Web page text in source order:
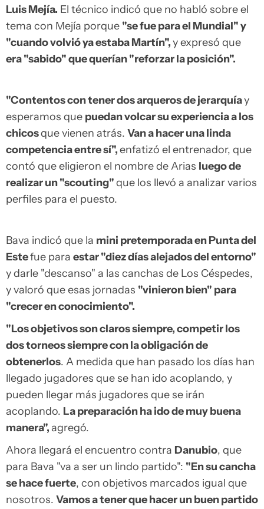
Luis Mejía. El técnico indicó que no habló sobre el
tema con Mejía porque "se fue para el Mundial" y
"cuando volvió ya estaba Martín",y expresó que
era "sabido" que querían "reforzar la posición".
"Contentos con tener dos arqueros de jerarquíay
esperamos que puedan volcar su experiencia a los
chicosque vienen atrás. Van a hacer una linda
competencia entre sí",enfatizó el entrenador, que
contó que eligieron el nombre de Arias luego de
realizar un "scouting"que los llevó a analizar varios
perfiles para el puesto.
Bava indicó que la mini pretemporada en Punta del
Estefue para estar "diez días alejados del entorno"
y darle "descanso" a las canchas de Los Céspedes,
y valoró que esas jornadas "vinieron bien" para
"crecer en conocimiento".
"Los objetivos son claros siempre, competir los
dos torneos siempre con la obligación de
obtenerlos. A medida que han pasado los días han
llegado jugadores que se han ido acoplando, y
pueden llegar más jugadores que se irán
acoplando. La preparación ha ido de muy buena
manera", agregó.
Ahora llegará el encuentro contra Danubio, que
para Bava "va a ser un lindo partido": "En su cancha
se hace fuerte, con objetivos marcados igual que
nosotros. Vamos a tener que hacer un buen partido